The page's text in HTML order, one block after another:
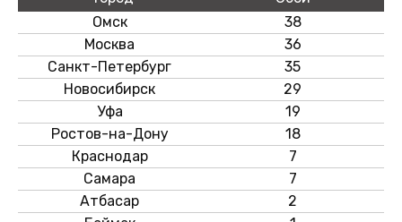
Омск
38
Москва
36
Санкт-Петербург
35
Новосибирск
29
Уфа
19
Ростов-на-Дону
18
Краснодар
7
Самара
7
Атбасар
2